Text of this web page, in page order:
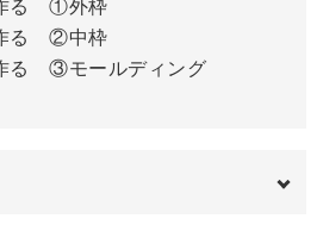
る ①外枠
る ②中枠
る ③モールディング